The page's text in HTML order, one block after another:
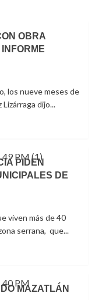
OBRA
los nueve meses de
dijo...
PIDEN
DE
viven más de 40
serrana, que...
MAZATLÁN